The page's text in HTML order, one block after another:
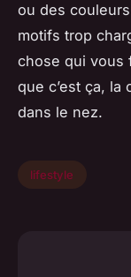
ou des
motifs trop
chose qui vous
que c’est ça,
dans le nez.
lifestyle